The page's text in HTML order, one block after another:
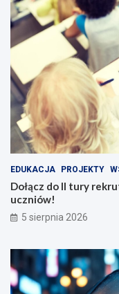
EDUKACJA PROJEKTY
Dołącz do II tury
uczniów!
5 sierpnia 2026